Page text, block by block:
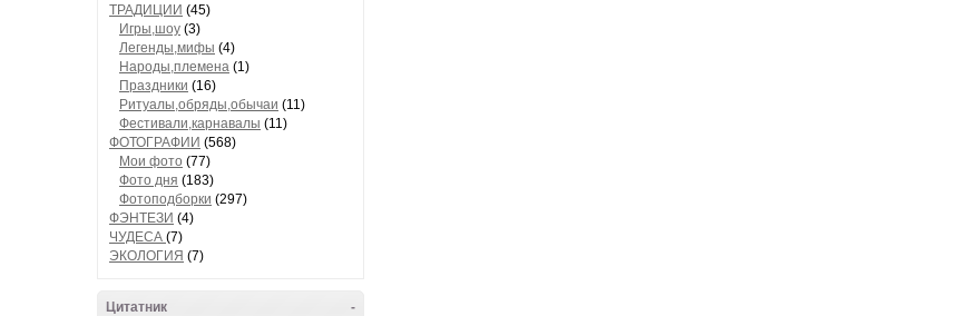
ТРАДИЦИИ (45)
Игры,шоу (3)
Легенды,мифы (4)
Народы,племена (1)
Праздники (16)
Ритуалы,обряды,обычаи (11)
Фестивали,карнавалы (11)
ФОТОГРАФИИ (568)
Мои фото (77)
Фото дня (183)
Фотоподборки (297)
ФЭНТЕЗИ (4)
ЧУДЕСА (7)
ЭКОЛОГИЯ (7)
-
Цитатник